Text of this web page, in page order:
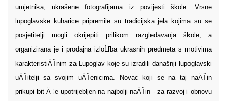
umjetnika, ukrašene fotografijama iz povijesti škole. Vrsne
lupoglavske kuharice pripremile su tradicijska jela kojima su se
posjetitelji mogli okrijepiti prilikom razgledavanja škole, a
organizirana je i prodajna izloĹľba ukrasnih predmeta s motivima
karakteristiÄŤnim za Lupoglav koje su izradili današnji lupoglavski
uÄŤitelji sa svojim uÄŤenicima. Novac koji se na taj naÄŤin
prikupi bit Ä‡e upotrijebljen na najbolji naÄŤin - za razvoj i obnovu